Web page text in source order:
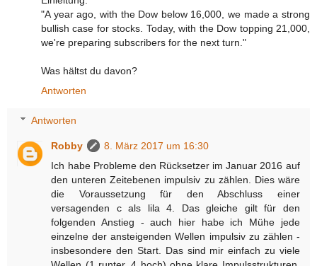
"A year ago, with the Dow below 16,000, we made a strong
bullish case for stocks. Today, with the Dow topping 21,000,
we're preparing subscribers for the next turn."
Was hältst du davon?
Antworten
Antworten
Robby
8. März 2017 um 16:30
Ich habe Probleme den Rücksetzer im Januar 2016 auf
den unteren Zeitebenen impulsiv zu zählen. Dies wäre
die Voraussetzung für den Abschluss einer
versagenden c als lila 4. Das gleiche gilt für den
folgenden Anstieg - auch hier habe ich Mühe jede
einzelne der ansteigenden Wellen impulsiv zu zählen -
insbesondere den Start. Das sind mir einfach zu viele